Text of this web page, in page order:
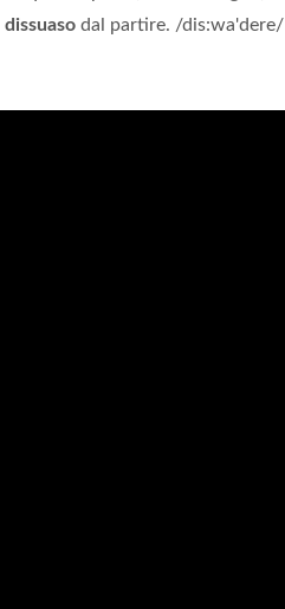
dissuaso dal partire. /dis:wa'dere/